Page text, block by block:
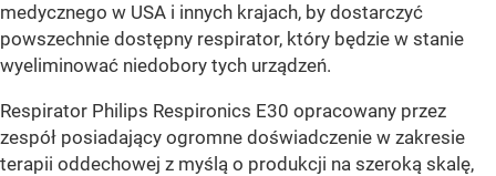
medycznego w USA i innych krajach, by dostarczyć
powszechnie dostępny respirator, który będzie w stanie
wyeliminować niedobory tych urządzeń.
Respirator Philips Respironics E30 opracowany przez
zespół posiadający ogromne doświadczenie w zakresie
terapii oddechowej z myślą o produkcji na szeroką skalę,